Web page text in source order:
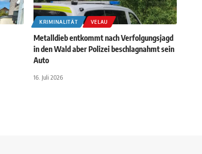
KRIMINALITÄT VELAU
Metalldieb entkommt nach Verfolgungsjagd
in den Wald aber Polizei beschlagnahmt sein
Auto
16. Juli 2026